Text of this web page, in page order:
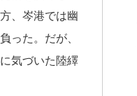
、岑港では幽
った。だが、
気づいた陸繹